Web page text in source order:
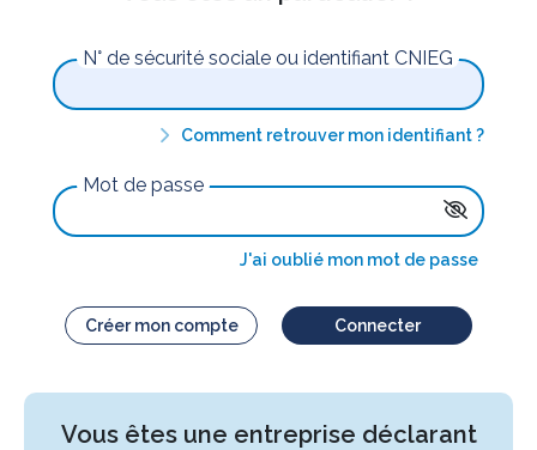
N° de sécurité sociale ou identifiant CNIEG
Comment retrouver mon identifiant ?
Mot de passe
J'ai oublié mon mot de passe
Créer mon compte Connecter
Vous êtes une entreprise déclarant